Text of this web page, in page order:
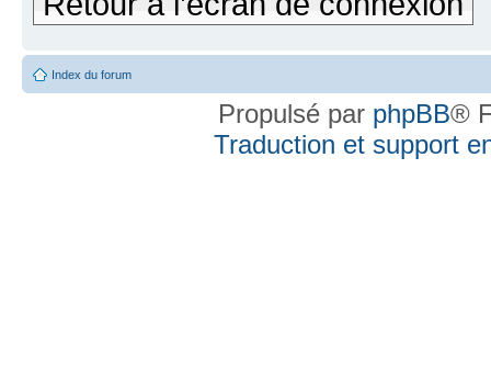
Index du forum
Propulsé par phpBB®
Traduction et support